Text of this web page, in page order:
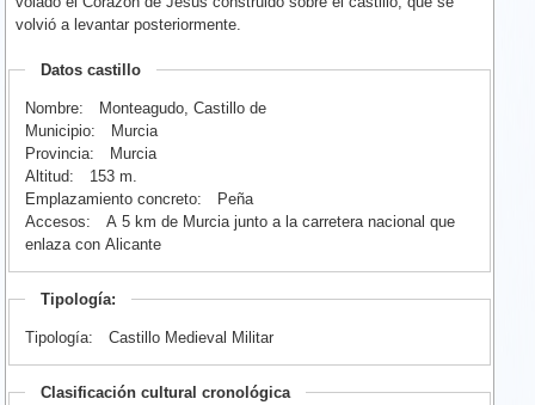
volvió a levantar posteriormente.
Datos castillo
Nombre:
Monteagudo, Castillo de
Municipio:
Murcia
Provincia:
Murcia
Altitud:
153 m.
Emplazamiento concreto:
Peña
Accesos:
A 5 km de Murcia junto a la carretera nacional que
enlaza con Alicante
Tipología:
Tipología: Castillo Medieval Militar
Clasificación cultural cronológica